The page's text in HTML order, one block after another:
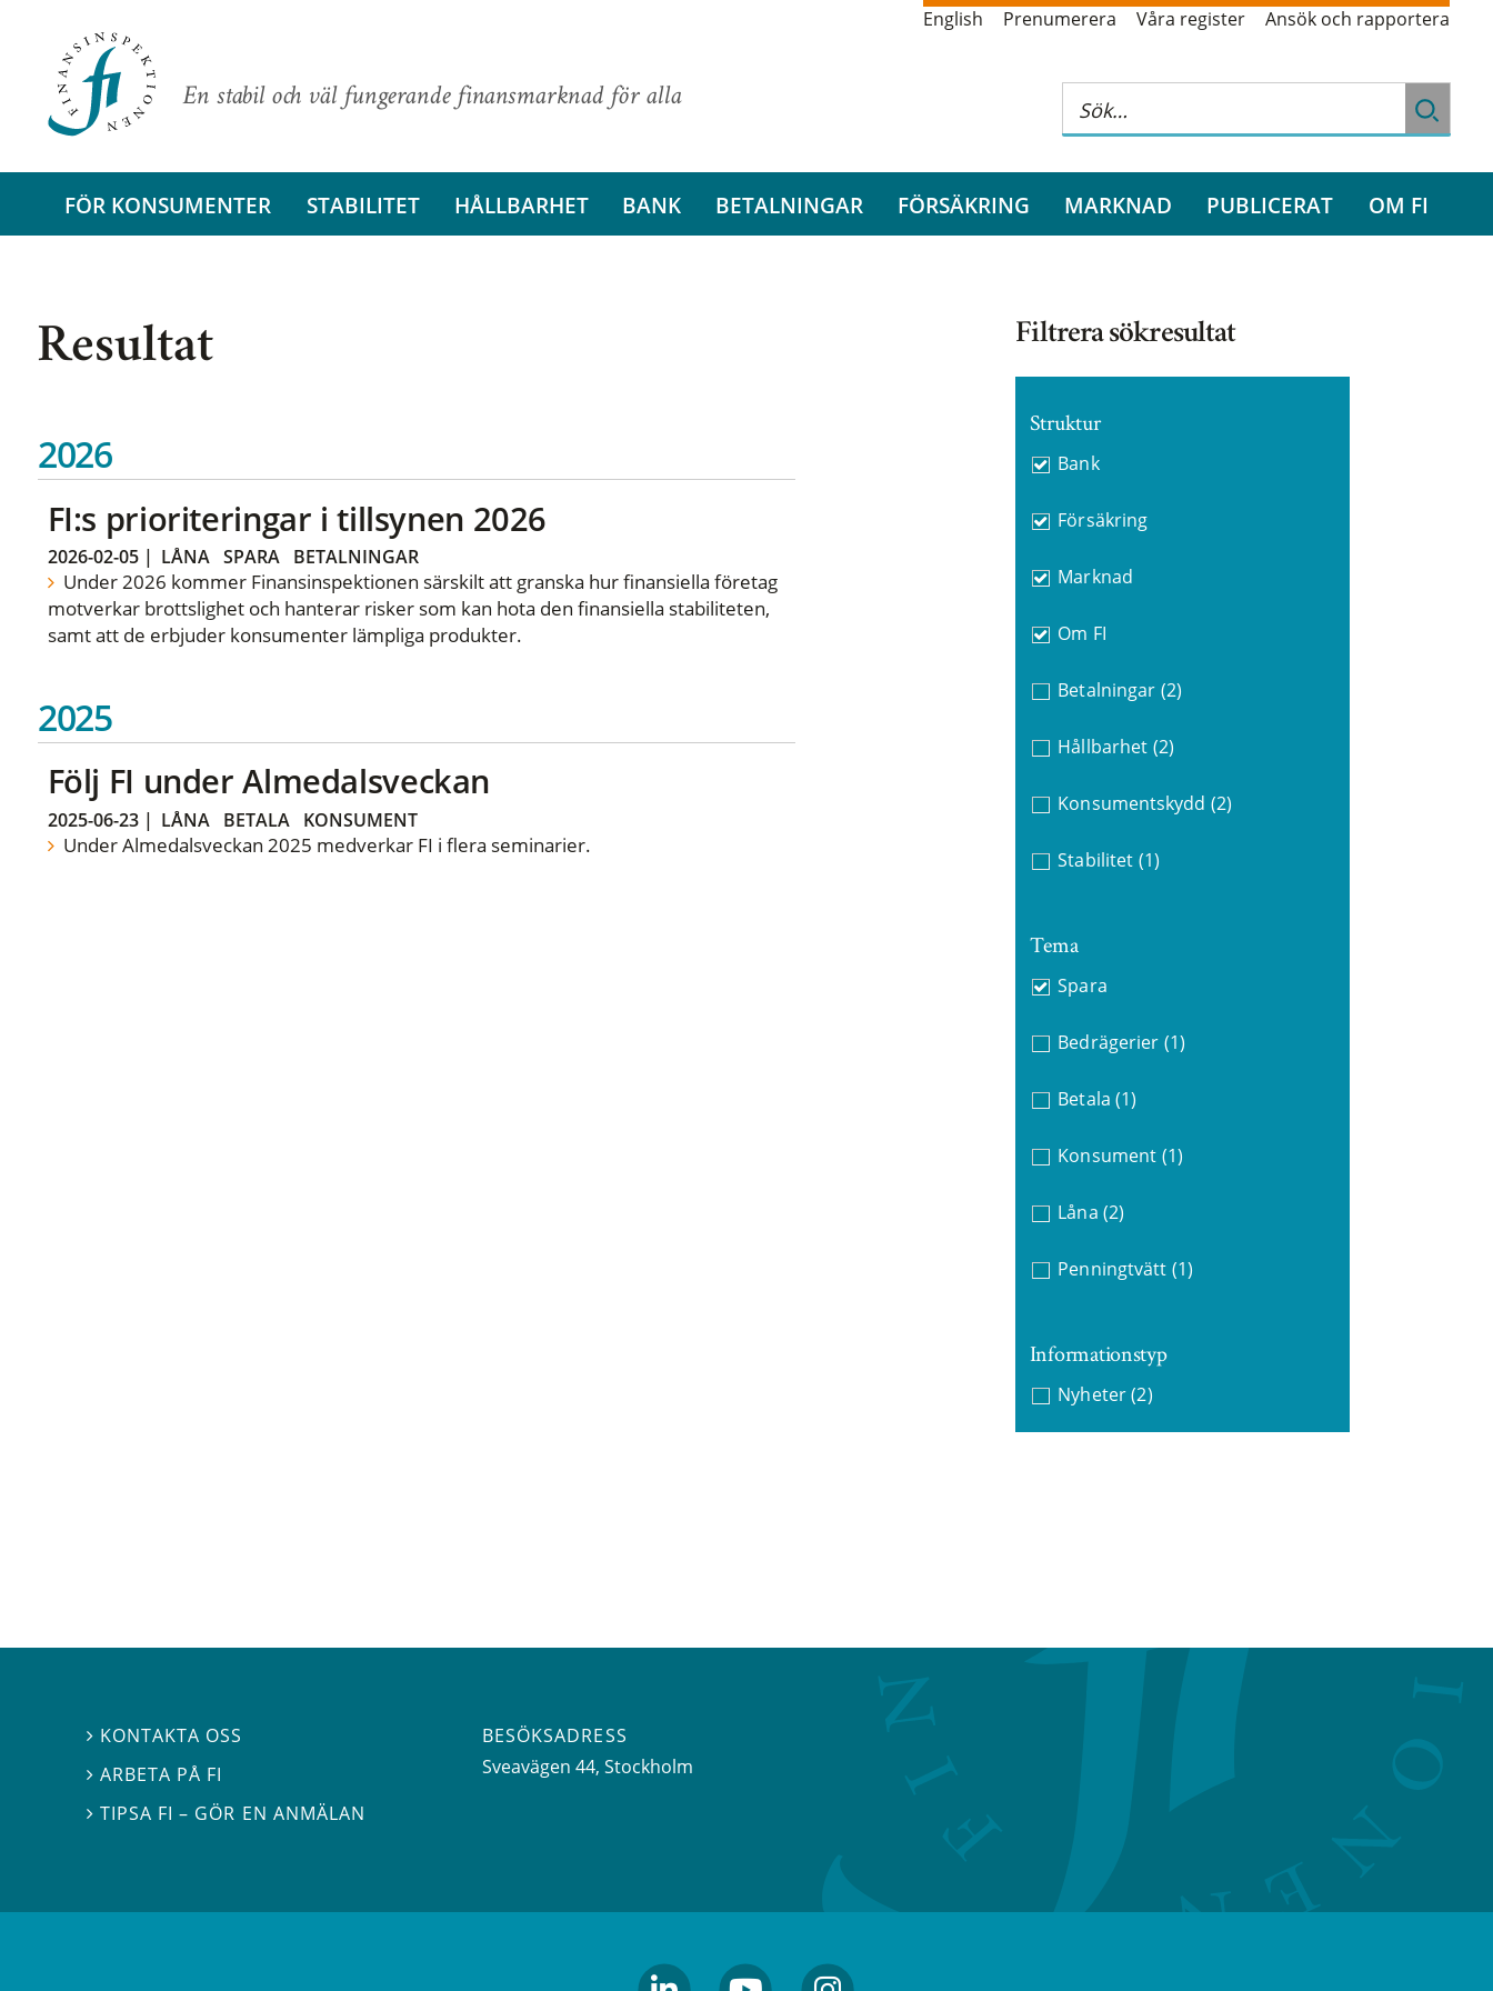
En stabil och väl fungerande finansmarknad för alla
English Prenumerera Våra register Ansök och rapportera
FÖR KONSUMENTER STABILITET HÅLLBARHET BANK BETALNINGAR FÖRSÄKRING MARKNAD PUBLICERAT OM FI
Resultat
2026
FI:s prioriteringar i tillsynen 2026
2026-02-05| LÅNA SPARA BETALNINGAR
Under 2026 kommer Finansinspektionen särskilt att granska hur finansiella företag
motverkar brottslighet och hanterar risker som kan hota den finansiella stabiliteten,
samt att de erbjuder konsumenter lämpliga produkter.
2025
Följ FI under Almedalsveckan
2025-06-23| LÅNA BETALA KONSUMENT
Under Almedalsveckan 2025 medverkar FI i flera seminarier.
Filtrera sökresultat
Struktur
Bank
Försäkring
Marknad
Om FI
Betalningar (2)
Hållbarhet (2)
Konsumentskydd (2)
Stabilitet (1)
Tema
Spara
Bedrägerier (1)
Betala (1)
Konsument (1)
Låna (2)
Penningtvätt (1)
Informationstyp
Nyheter (2)
 KONTAKTA OSS
 ARBETA PÅ FI
TIPSA FI – GÖR EN ANMÄLAN
BESÖKSADRESS
Sveavägen 44, Stockholm